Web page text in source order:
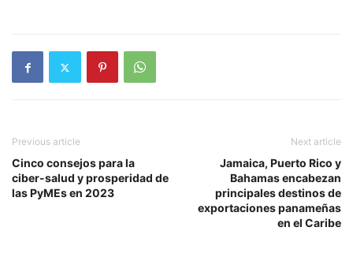
Previous article
Cinco consejos para la
ciber-salud y prosperidad de
las PyMEs en 2023
Next article
Jamaica, Puerto Rico y
Bahamas encabezan
principales destinos de
exportaciones panameñas
en el Caribe